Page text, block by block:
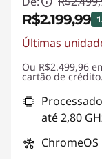
R$2.199,99
Economias
Últimas
Ou R$2.499,96
cartão de crédito.
até 2,80
ChromeOS